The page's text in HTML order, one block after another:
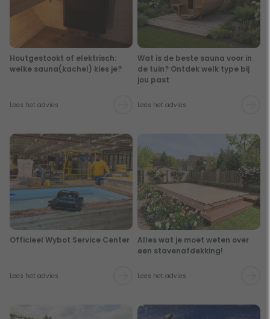
Houtgestookt of elektrisch:
welke sauna(kachel) kies je?
Lees het advies
Wat is de beste sauna voor in
de tuin? Ontdek welk type bij
jou past
Lees het advies
Officieel Wybot Service Center
Lees het advies
Alles wat je moet weten over
een stavenafdekking!
Lees het advies